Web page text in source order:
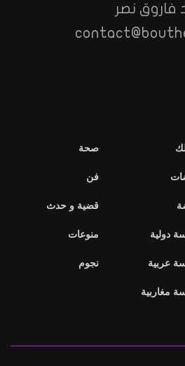
فاروق نصر
دولية
عربية
مغاربية
صحة
فن
قضية و حدث
منوعات
نجوم